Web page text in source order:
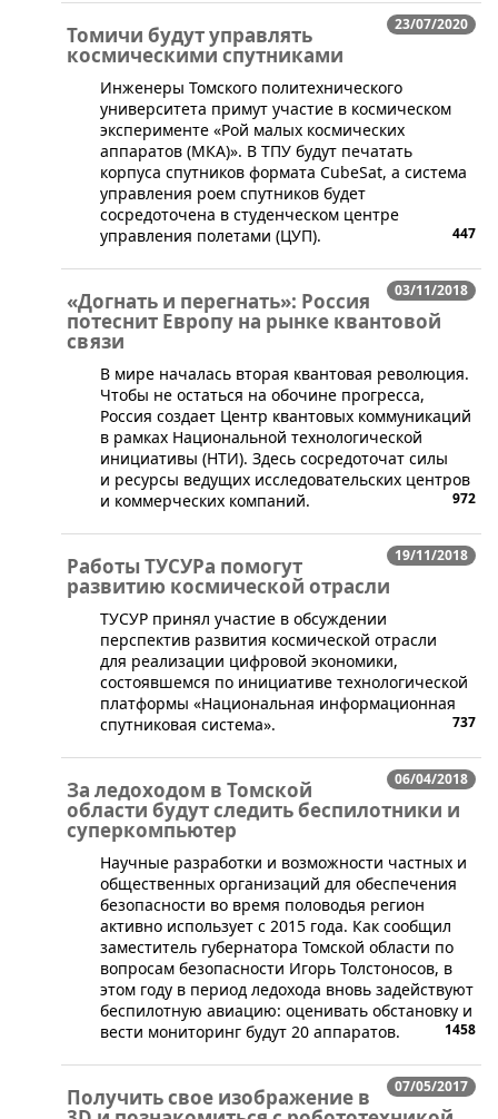
23/07/2020
Томичи будут управлять
космическими спутниками
​Инженеры Томского политехнического
университета примут участие в космическом
эксперименте «Рой малых космических
аппаратов (МКА)». В ТПУ будут печатать
корпуса спутников формата CubeSat, а система
управления роем спутников будет
сосредоточена в студенческом центре
управления полетами (ЦУП).
447
03/11/2018
«Догнать и перегнать»: Россия
потеснит Европу на рынке квантовой
связи
В мире началась вторая квантовая революция.
Чтобы не остаться на обочине прогресса,
Россия создает Центр квантовых коммуникаций
в рамках Национальной технологической
инициативы (НТИ). Здесь сосредоточат силы
и ресурсы ведущих исследовательских центров
и коммерческих компаний.
972
19/11/2018
Работы ТУСУРа помогут
развитию космической отрасли
​ТУСУР принял участие в обсуждении
перспектив развития космической отрасли
для реализации цифровой экономики,
состоявшемся по инициативе технологической
платформы «Национальная информационная
спутниковая система».
737
06/04/2018
За ледоходом в Томской
области будут следить беспилотники и
суперкомпьютер
Научные разработки и возможности частных и
общественных организаций для обеспечения
безопасности во время половодья регион
активно использует с 2015 года. Как сообщил
заместитель губернатора Томской области по
вопросам безопасности Игорь Толстоносов, в
этом году в период ледохода вновь задействуют
беспилотную авиацию: оценивать обстановку и
вести мониторинг будут 20 аппаратов.
1458
07/05/2017
Получить свое изображение в